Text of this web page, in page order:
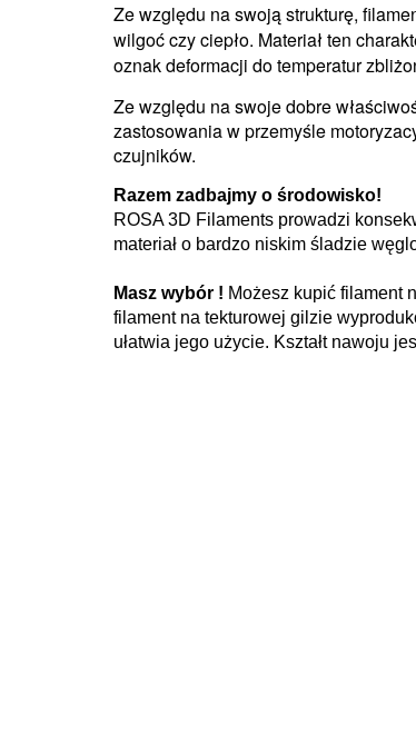
Ze względu na swoją strukturę,
wilgoć czy ciepło. Materiał ten
oznak deformacji do temperatur
Ze względu na swoje dobre
zastosowania w przemyśle
czujników.
Razem zadbajmy o środowisko!
ROSA 3D Filaments prowadzi
materiał o bardzo niskim śladzie
Masz wybór ! Możesz kupić filament
filament na tekturowej gilzie
ułatwia jego użycie. Kształt nawoju